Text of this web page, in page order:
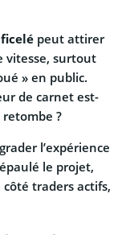
ficelé peut attirer
vitesse, surtout
» en public.
de carnet est-
?
l’expérience
le projet,
traders actifs,